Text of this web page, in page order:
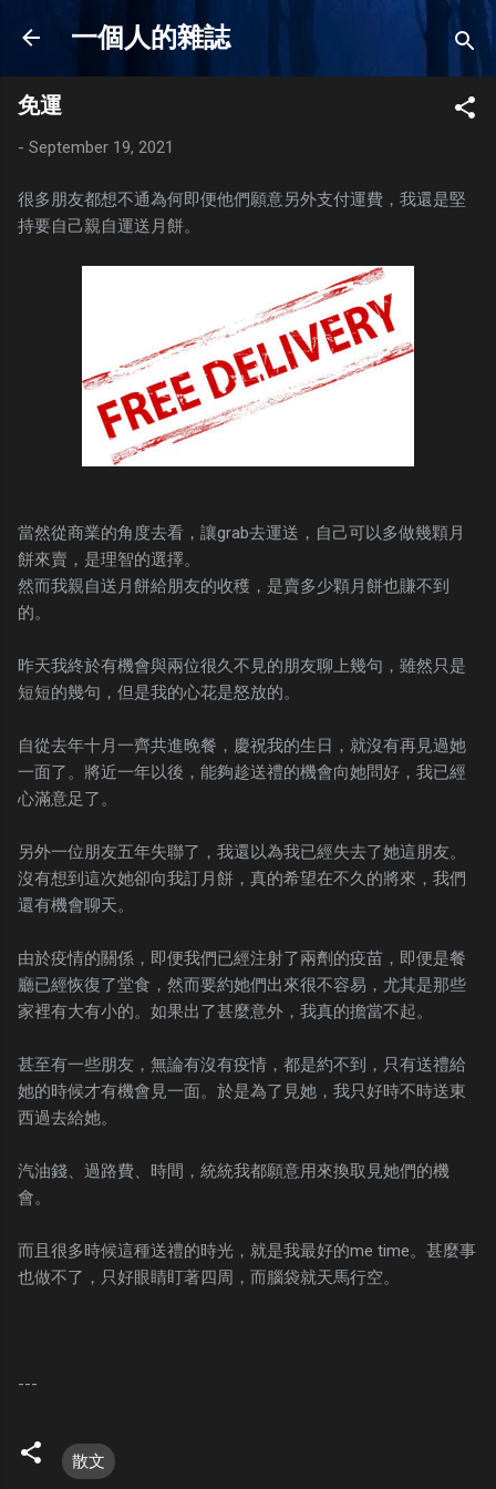
Skip to main content
一個人的雜誌
免運
- September 19, 2021
很多朋友都想不通為何即便他們願意另外支付運費，我還是堅
持要自己親自運送月餅。
當然從商業的角度去看，讓grab去運送，自己可以多做幾顆月
餅來賣，是理智的選擇。
然而我親自送月餅給朋友的收穫，是賣多少顆月餅也賺不到
的。
昨天我終於有機會與兩位很久不見的朋友聊上幾句，雖然只是
短短的幾句，但是我的心花是怒放的。
自從去年十月一齊共進晚餐，慶祝我的生日，就沒有再見過她
一面了。將近一年以後，能夠趁送禮的機會向她問好，我已經
心滿意足了。
另外一位朋友五年失聯了，我還以為我已經失去了她這朋友。
沒有想到這次她卻向我訂月餅，真的希望在不久的將來，我們
還有機會聊天。
由於疫情的關係，即便我們已經注射了兩劑的疫苗，即便是餐
廳已經恢復了堂食，然而要約她們出來很不容易，尤其是那些
家裡有大有小的。如果出了甚麼意外，我真的擔當不起。
甚至有一些朋友，無論有沒有疫情，都是約不到，只有送禮給
她的時候才有機會見一面。於是為了見她，我只好時不時送東
西過去給她。
汽油錢、過路費、時間，統統我都願意用來換取見她們的機
會。
而且很多時候這種送禮的時光，就是我最好的me time。甚麼事
也做不了，只好眼睛盯著四周，而腦袋就天馬行空。
---
散文